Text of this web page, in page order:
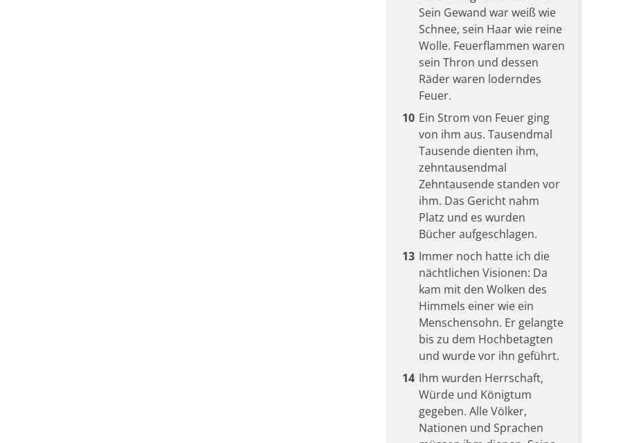
Sein Gewand war weiß wie
Schnee, sein Haar wie reine
Wolle. Feuerflammen waren
sein Thron und dessen
Räder waren loderndes
Feuer.
10 Ein Strom von Feuer ging
von ihm aus. Tausendmal
Tausende dienten ihm,
zehntausendmal
Zehntausende standen vor
ihm. Das Gericht nahm
Platz und es wurden
Bücher aufgeschlagen.
13 Immer noch hatte ich die
nächtlichen Visionen: Da
kam mit den Wolken des
Himmels einer wie ein
Menschensohn. Er gelangte
bis zu dem Hochbetagten
und wurde vor ihn geführt.
14 Ihm wurden Herrschaft,
Würde und Königtum
gegeben. Alle Völker,
Nationen und Sprachen